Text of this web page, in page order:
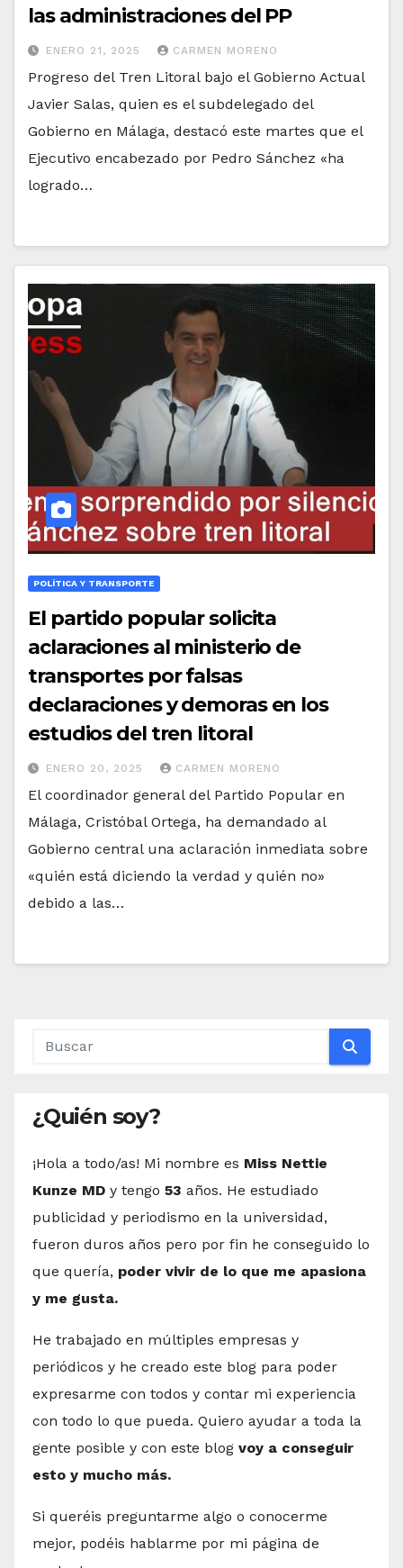
las administraciones del PP
ENERO 21, 2025 CARMEN MORENO
Progreso del Tren Litoral bajo el Gobierno Actual
Javier Salas, quien es el subdelegado del
Gobierno en Málaga, destacó este martes que el
Ejecutivo encabezado por Pedro Sánchez «ha
logrado…
POLÍTICA Y TRANSPORTE
El partido popular solicita
aclaraciones al ministerio de
transportes por falsas
declaraciones y demoras en los
estudios del tren litoral
ENERO 20, 2025 CARMEN MORENO
El coordinador general del Partido Popular en
Málaga, Cristóbal Ortega, ha demandado al
Gobierno central una aclaración inmediata sobre
«quién está diciendo la verdad y quién no»
debido a las…
¿Quién soy?
¡Hola a todo/as! Mi nombre es Miss Nettie
Kunze MD y tengo 53 años. He estudiado
publicidad y periodismo en la universidad,
fueron duros años pero por fin he conseguido lo
que quería, poder vivir de lo que me apasiona
y me gusta.
He trabajado en múltiples empresas y
periódicos y he creado este blog para poder
expresarme con todos y contar mi experiencia
con todo lo que pueda. Quiero ayudar a toda la
gente posible y con este blog voy a conseguir
esto y mucho más.
Si queréis preguntarme algo o conocerme
mejor, podéis hablarme por mi página de